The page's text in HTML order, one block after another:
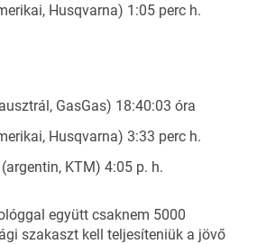
Husqvarna) 1:05 perc h.
GasGas) 18:40:03 óra
Husqvarna) 3:33 perc h.
KTM) 4:05 p. h.
együtt csaknem 5000
szakaszt kell teljesíteniük a jövő